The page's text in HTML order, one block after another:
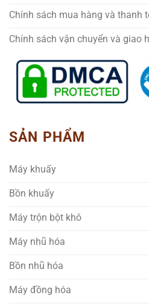
Chính sách mua hàng và thanh
Chính sách vận chuyển và giao
SẢN PHẨM
Máy khuấy
Bồn khuấy
Máy trộn bột khô
Máy nhũ hóa
Bồn nhũ hóa
Máy đồng hóa